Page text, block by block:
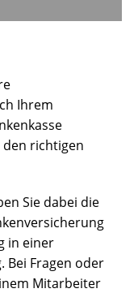
Ihrem
den richtigen
Sie dabei die
in einer
Bei Fragen oder
Mitarbeiter